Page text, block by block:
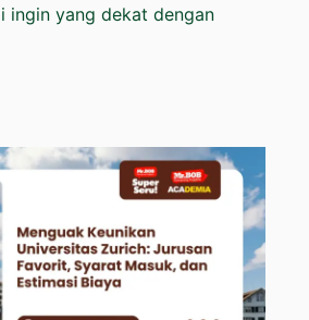
ingin yang dekat dengan